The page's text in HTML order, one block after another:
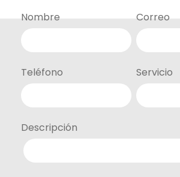
Nombre Correo
Teléfono Servicio
Descripción